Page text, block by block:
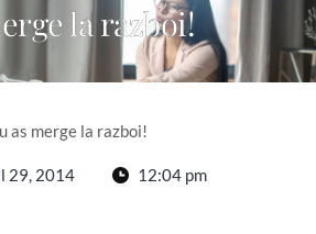
la razboi!
as merge la razboi!
29, 2014
12:04 pm